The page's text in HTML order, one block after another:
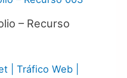
– Recurso